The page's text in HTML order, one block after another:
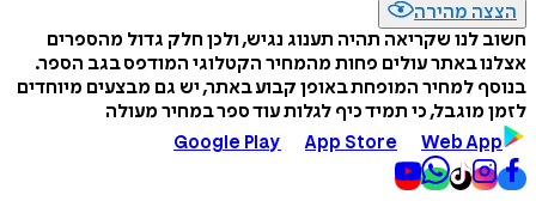
הצצה מהירה
חשוב לנו שקריאה תהיה תענוג נגיש, ולכן חלק גדול מהספרים
אצלנו באתר עולים פחות מהמחיר הקטלוגי המודפס בגב הספר.
בנוסף למחיר המופחת באופן קבוע באתר, יש גם מבצעים מיוחדים
לזמן מוגבל, כי תמיד כיף לגלות עוד ספר במחיר מעולה
Google Play
App Store Web App